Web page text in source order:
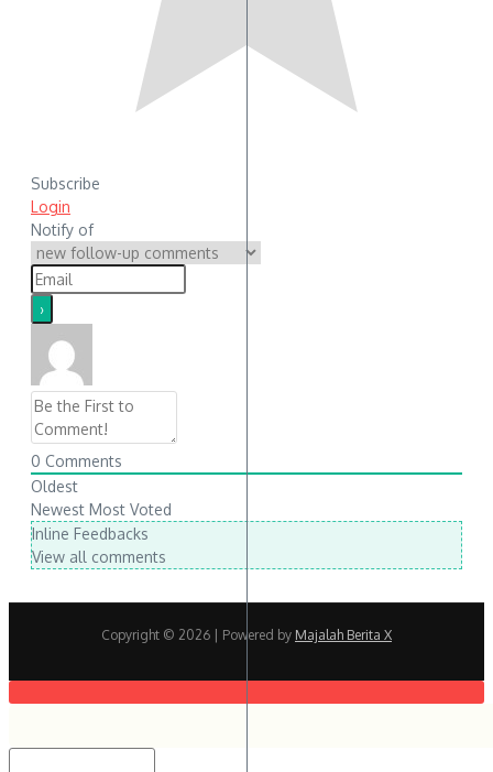
Subscribe
Login
Notify of
0 Comments
Oldest
Newest Most Voted
Inline Feedbacks
View all comments
Copyright © 2026 | Powered by Majalah Berita X